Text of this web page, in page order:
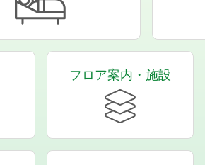
フロア案内・施設